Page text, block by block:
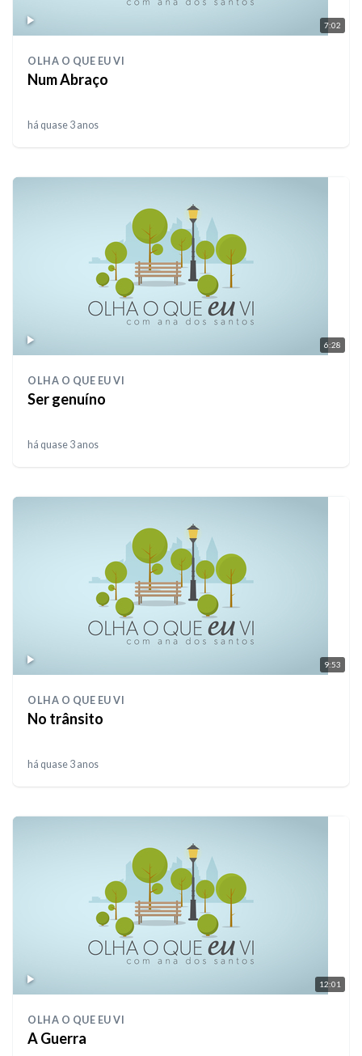
7:02
OLHA O QUE EU VI
Num Abraço
há quase 3 anos
6:28
OLHA O QUE EU VI
Ser genuíno
há quase 3 anos
9:53
OLHA O QUE EU VI
No trânsito
há quase 3 anos
12:01
OLHA O QUE EU VI
A Guerra